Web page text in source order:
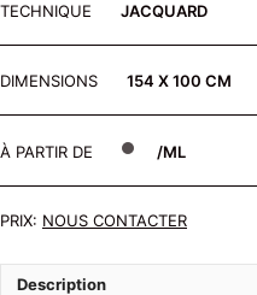
TECHNIQUE JACQUARD
DIMENSIONS 154 X 100 CM
À PARTIR DE /ML
PRIX: NOUS CONTACTER
Description